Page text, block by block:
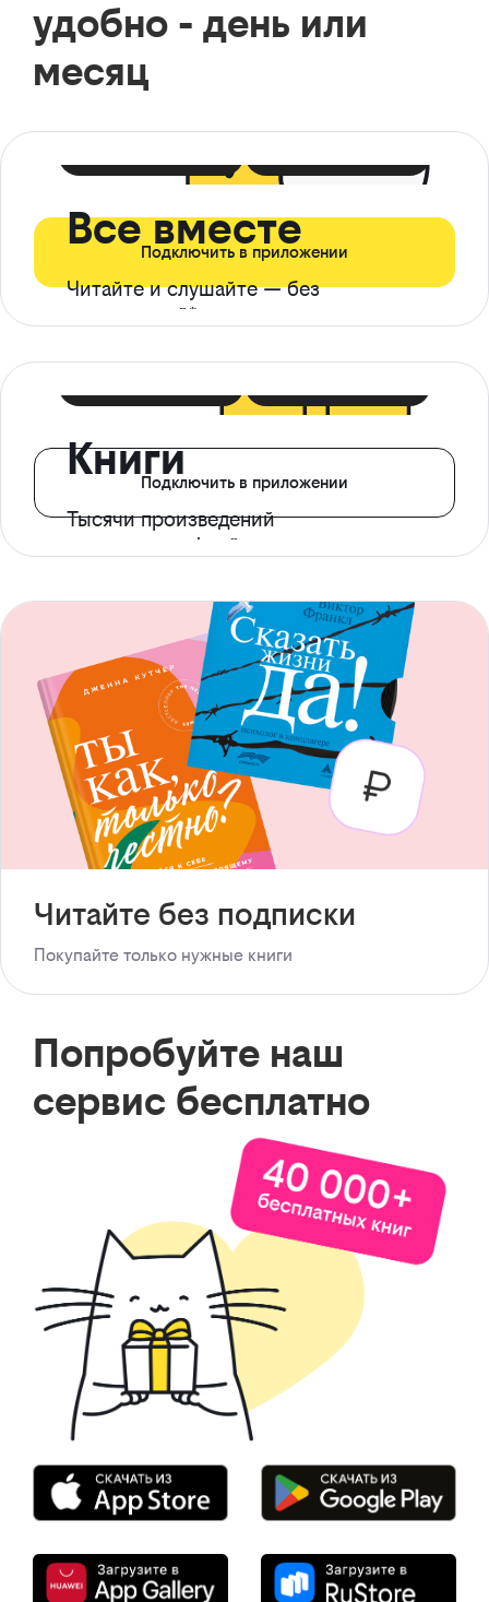
удобно - день или
месяц
Все вместе
Читайте и слушайте — без
ограничений*
Подключить в приложении
Книги
Тысячи произведений
с доступом офлайн
Подключить в приложении
Читайте без подписки
Покупайте только нужные книги
Попробуйте наш
сервис бесплатно